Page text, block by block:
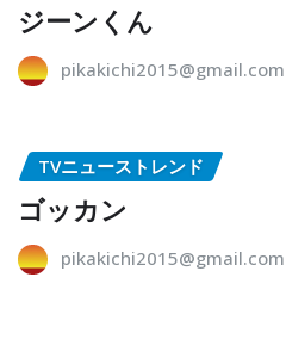
ジーンくん
pikakichi2015@gmail.com
TVニューストレンド
ゴッカン
pikakichi2015@gmail.com